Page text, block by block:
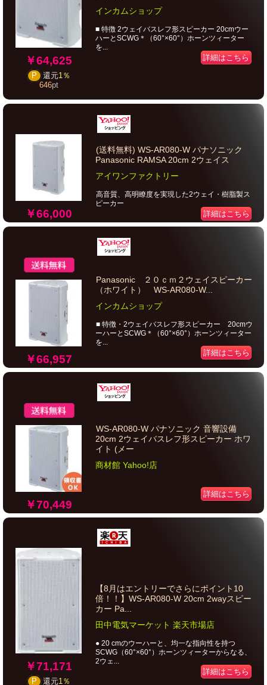
￥64,625
P 還元1％
646pt
インカムショップ
■ 特徴 2ウェイバスレフ形スピーカー 20cmウー
ハーとSCWG＊（60°×60°）ホーンツィーター
を...
詳細はこちら
￥66,000
(送料無料) WS-AR080-W パナソニック
Panasonic RAMSA 20cm 2ウェイス
アイワンファクトリー
高音質、高明瞭度を実現した2ウェイ・樹脂製ス
ピーカー
詳細はこちら
￥66,957
Panasonic ２０ｃｍ２ウェイスピーカー
（ホワイト） WS-AR080-W...
インカムショップ
■ 特徴・2ウェイバスレフ形スピーカー 20cmウ
ーハーとSCWG＊（60°×60°）ホーンツィーター
を...
詳細はこちら
￥70,449
WS-AR080-W パナソニック 音響設備
20cm 2ウェイバスレフ形スピーカー ホワ
イト (メー
商材館 Yahoo!店
詳細はこちら
￥71,171
P 還元1％
【8月はエントリーでさらにポイント10
倍！！】WS-AR080-W 20cm 2wayスピー
カー Pa...
田中電気マーケット 楽天市場店
● 20 cmのウーハーと、均一な指向性を持つ
SCWG（60°×60°）ホーンツィーターからなる、
2ウェ...
詳細はこちら